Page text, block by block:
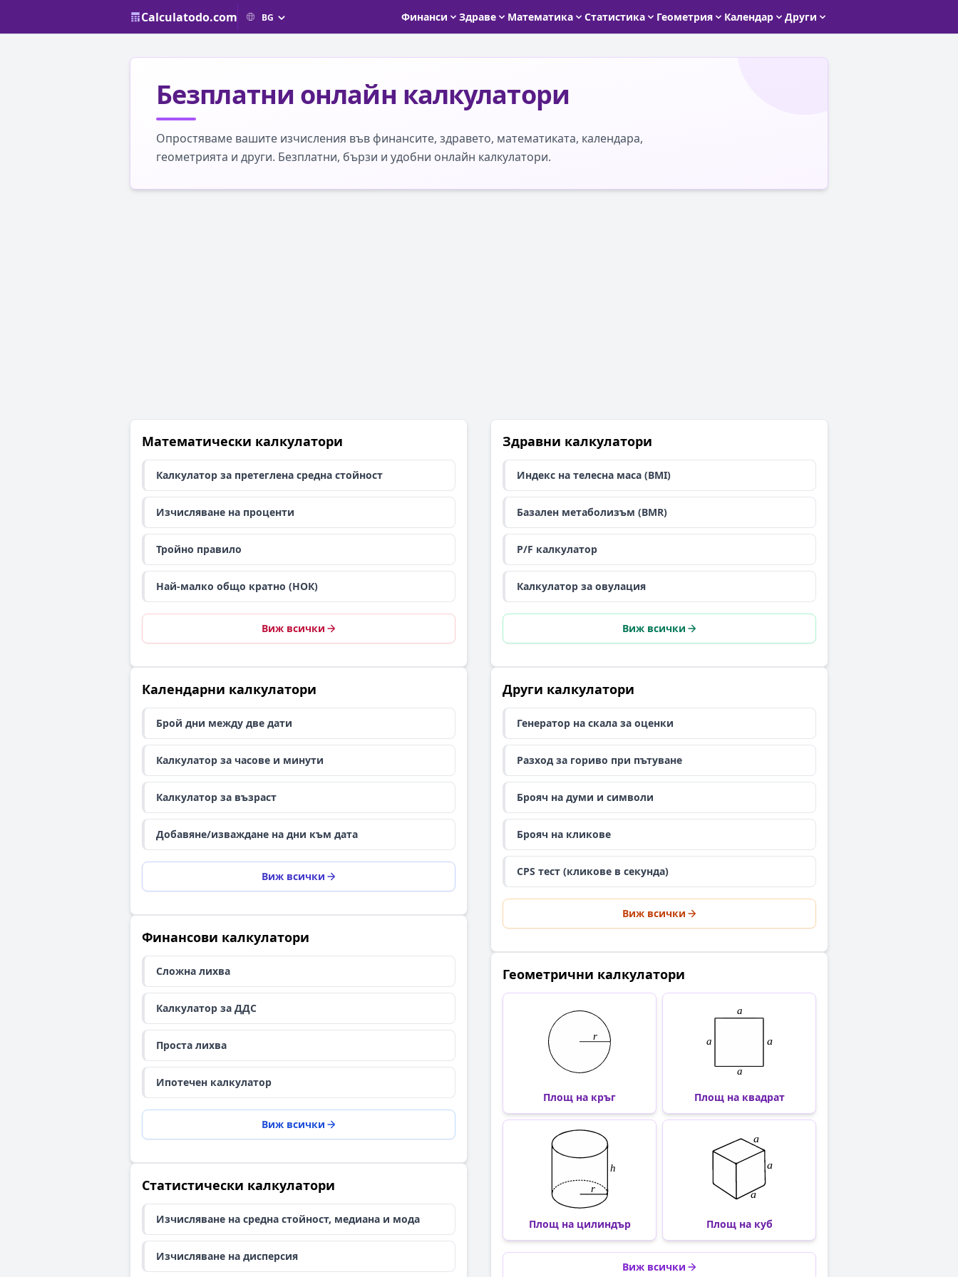
Calculatodo.com Финанси Здраве Математика Статистика Геометрия Календар Други
Безплатни онлайн калкулатори
Опростяваме вашите изчисления във финансите, здравето, математиката, календара,
геометрията и други. Безплатни, бързи и удобни онлайн калкулатори.
Математически калкулатори
Калкулатор за претеглена средна стойност
Изчисляване на проценти
Тройно правило
Най-малко общо кратно (НОК)
Виж всички
Календарни калкулатори
Брой дни между две дати
Калкулатор за часове и минути
Калкулатор за възраст
Добавяне/изваждане на дни към дата
Виж всички
Финансови калкулатори
Сложна лихва
Калкулатор за ДДС
Проста лихва
Ипотечен калкулатор
Виж всички
Статистически калкулатори
Изчисляване на средна стойност, медиана и мода
Изчисляване на дисперсия
Здравни калкулатори
Индекс на телесна маса (BMI)
Базален метаболизъм (BMR)
P/F калкулатор
Калкулатор за овулация
Виж всички
Други калкулатори
Генератор на скала за оценки
Разход за гориво при пътуване
Брояч на думи и символи
Брояч на кликове
CPS тест (кликове в секунда)
Виж всички
Геометрични калкулатори
Площ на кръг Площ на квадрат
Площ на цилиндър Площ на куб
Виж всички